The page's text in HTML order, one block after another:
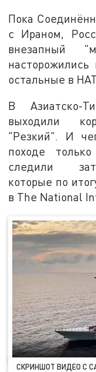
Пока
с Ираном,
внезапный
остальные в
В Азиатско-
выходили
"Резкий". И
походе
следили
которые по
в The National
СКРИНШОТ ВИДЕО С